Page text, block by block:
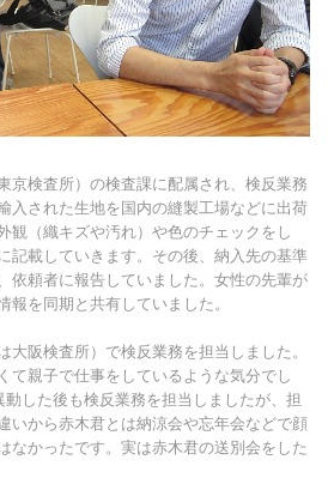
京検査所）の検査課に配属され、検反業務
入された生地を国内の縫製工場などに出荷
観（織キズや汚れ）や色のチェックをし
記載していきます。その後、納入先の基準
依頼者に報告していました。女性の先輩が
を同期と共有していました。
大阪検査所）で検反業務を担当しました。
て親子で仕事をしているような気分でし
した後も検反業務を担当しましたが、担
いから赤木君とは納涼会や忘年会などで顔
なかったです。実は赤木君の送別会をした